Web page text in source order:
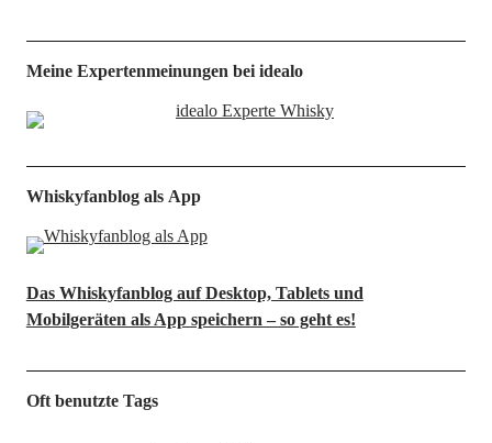
Meine Expertenmeinungen bei idealo
Whiskyfanblog als App
Das Whiskyfanblog auf Desktop, Tablets und
Mobilgeräten als App speichern – so geht es!
Oft benutzte Tags